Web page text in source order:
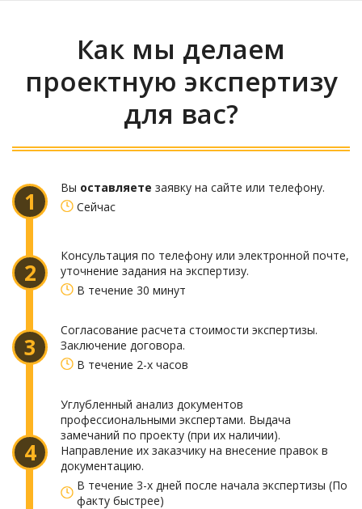
Как мы делаем
проектную экспертизу
для вас?
1 Вы оставляете заявку на сайте или телефону.
Сейчас
2
Консультация по телефону или электронной почте,
уточнение задания на экспертизу.
В течение 30 минут
3
Согласование расчета стоимости экспертизы.
Заключение договора.
В течение 2-х часов
4
Углубленный анализ документов
профессиональными экспертами. Выдача
замечаний по проекту (при их наличии).
Направление их заказчику на внесение правок в
документацию.
В течение 3-х дней после начала экспертизы (По
факту быстрее)